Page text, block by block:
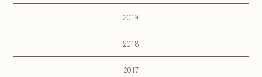
2019
2018
2017